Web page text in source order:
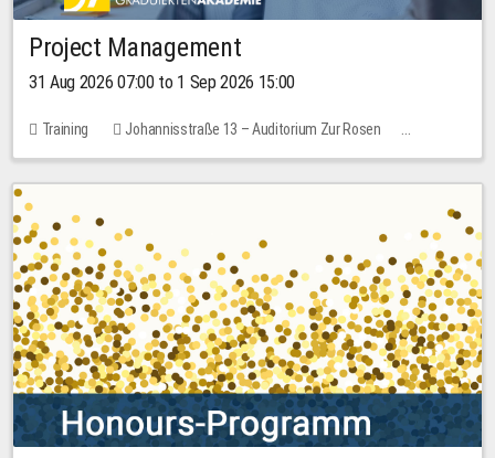
Project Management
31 Aug 2026 07:00 to 1 Sep 2026 15:00
Training
Johannisstraße 13 – Auditorium Zur Rosen
No free places
30.00 EUR